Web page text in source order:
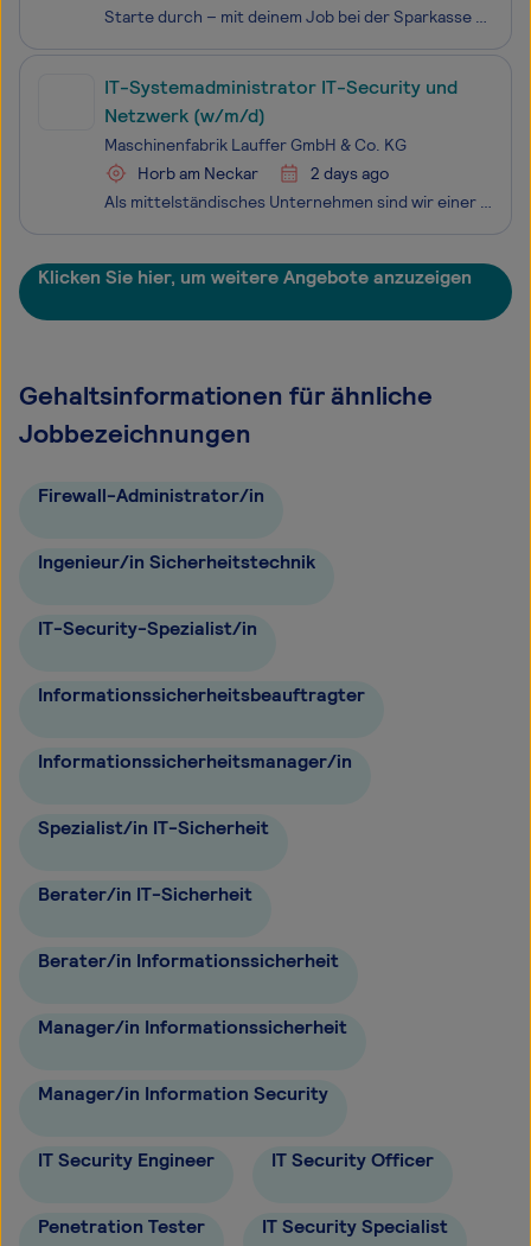
Starte durch – mit deinem Job bei der Sparkasse KölnBonn. Als Sparkasse arbeiten wir in der Region und für die Region. Wir gehören zu Köln und Bonn, wie die Menschen, die hier leben. Und genau das macht auch unsere Kultur aus. Wir kümmern uns nicht nur um die Finanz
IT-Systemadministrator IT-Security und
Netzwerk (w/m/d)
Maschinenfabrik Lauffer GmbH & Co. KG
Horb am Neckar
2 days ago
Als mittelständisches Unternehmen sind wir einer der führenden Hersteller von hydraulischen und elektrischen Pressen und Anlagen für die Metall- Pulvermetall-, Kunststoff -, Elektronik- und Leichtbauindustrie. Unsere Produkte sind weltweit bei unseren Kunden im Einsatz.Sie verantworten die Weiterent
Klicken Sie hier, um weitere Angebote anzuzeigen
Gehaltsinformationen für ähnliche
Jobbezeichnungen
Firewall-Administrator/in
Ingenieur/in Sicherheitstechnik
IT-Security-Spezialist/in
Informationssicherheitsbeauftragter
Informationssicherheitsmanager/in
Spezialist/in IT-Sicherheit
Berater/in IT-Sicherheit
Berater/in Informationssicherheit
Manager/in Informationssicherheit
Manager/in Information Security
IT Security Engineer IT Security Officer
Penetration Tester IT Security Specialist